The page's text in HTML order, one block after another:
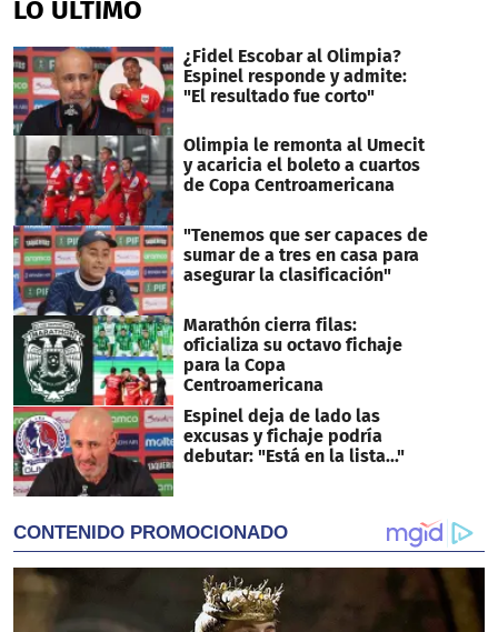
1
34
seconds
LO ÚLTIMO
¿Fidel Escobar al Olimpia?
Espinel responde y admite:
"El resultado fue corto"
Olimpia le remonta al Umecit
y acaricia el boleto a cuartos
de Copa Centroamericana
"Tenemos que ser capaces de
sumar de a tres en casa para
asegurar la clasificación"
Marathón cierra filas:
oficializa su octavo fichaje
para la Copa
Centroamericana
Espinel deja de lado las
excusas y fichaje podría
debutar: "Está en la lista..."